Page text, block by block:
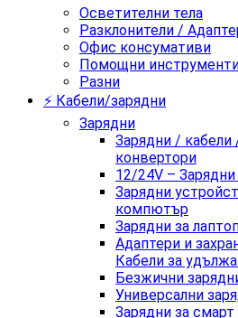
Осветителни тела
Разклонители /
Офис консумативи
Помощни
Разни
⚡ Кабели/зарядни
Зарядни
Зарядни /
конвертори
12/24V –
Зарядни
компютър
Зарядни за
Адаптери и
Кабели за
Безжични
Универсални
Зарядни за